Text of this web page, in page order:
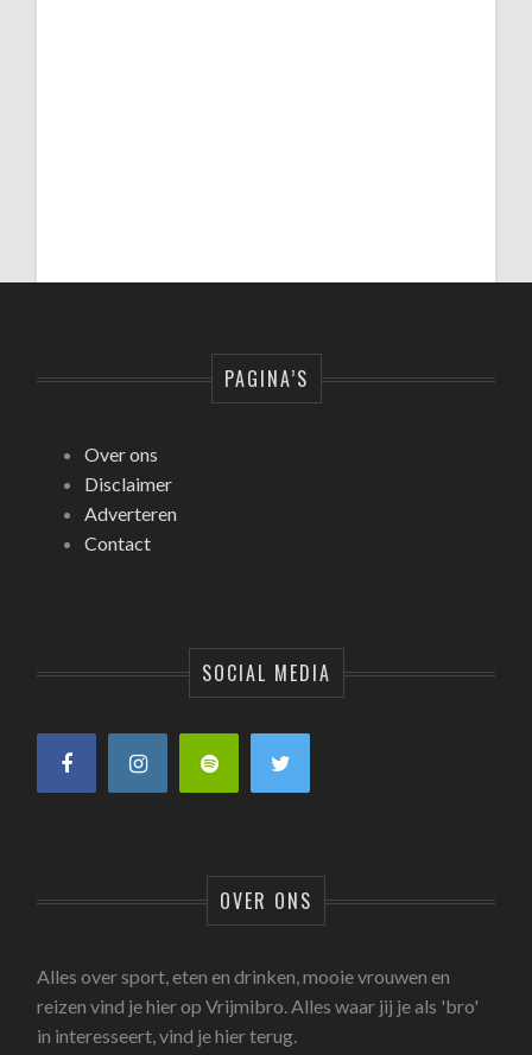
PAGINA’S
Over ons
Disclaimer
Adverteren
Contact
SOCIAL MEDIA
OVER ONS
Alles over sport, eten en drinken, mooie vrouwen en
reizen vind je hier op Vrijmibro. Alles waar jij je als 'bro'
in interesseert, vind je hier terug.